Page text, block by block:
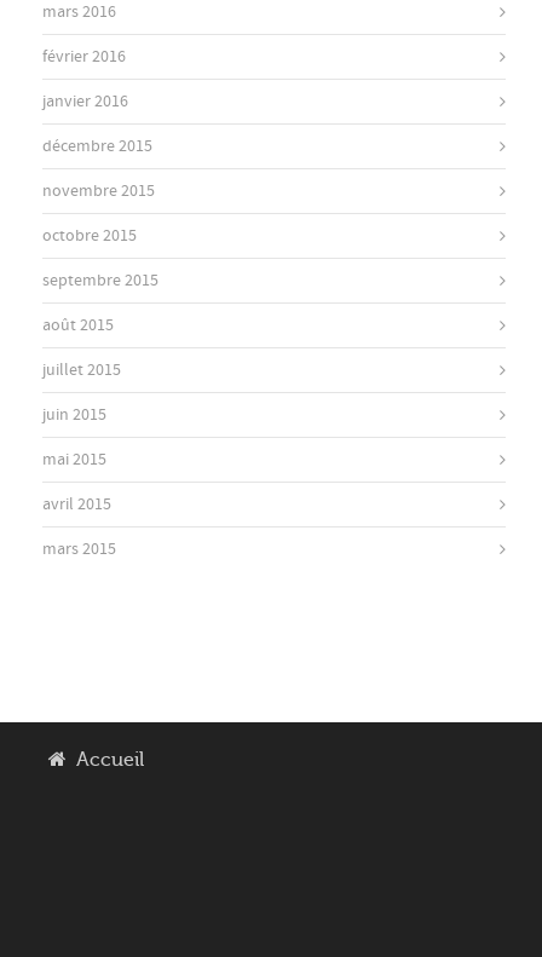
mars 2016
février 2016
janvier 2016
décembre 2015
novembre 2015
octobre 2015
septembre 2015
août 2015
juillet 2015
juin 2015
mai 2015
avril 2015
mars 2015
Accueil